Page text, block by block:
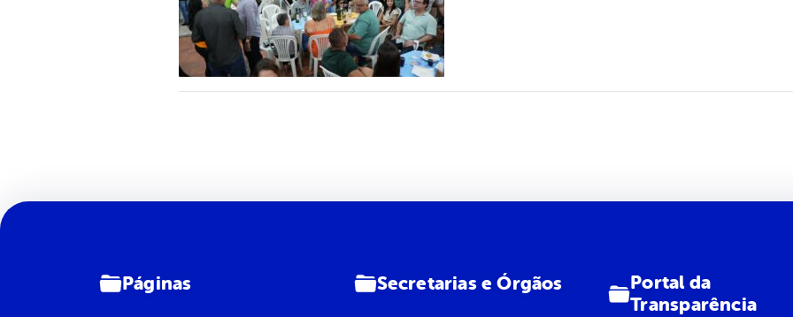
Páginas Secretarias e Órgãos
Portal da
Transparência